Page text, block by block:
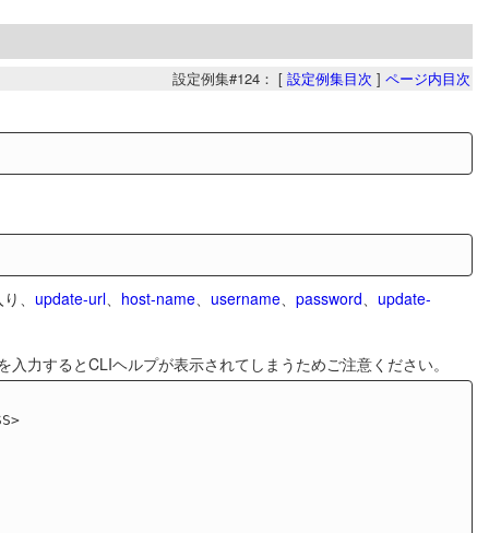
設定例集#124： [ 設定例集目次 ] ページ内目次
、 update-url host-name username password update-
入力するとCLIヘルプが表示されてしまうためご注意ください。